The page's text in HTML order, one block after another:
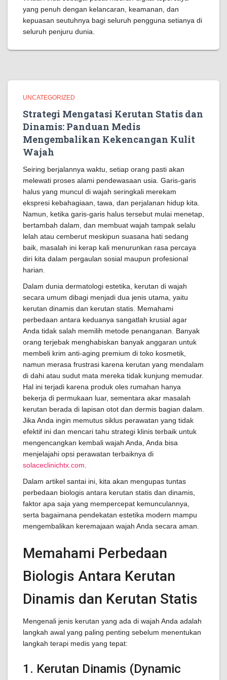
yang penuh dengan kelancaran, keamanan, dan
kepuasan seutuhnya bagi seluruh pengguna setianya di
seluruh penjuru dunia.
UNCATEGORIZED
Strategi Mengatasi Kerutan Statis dan
Dinamis: Panduan Medis
Mengembalikan Kekencangan Kulit
Wajah
Seiring berjalannya waktu, setiap orang pasti akan
melewati proses alami pendewasaan usia. Garis-garis
halus yang muncul di wajah seringkali merekam
ekspresi kebahagiaan, tawa, dan perjalanan hidup kita.
Namun, ketika garis-garis halus tersebut mulai menetap,
bertambah dalam, dan membuat wajah tampak selalu
lelah atau cemberut meskipun suasana hati sedang
baik, masalah ini kerap kali menurunkan rasa percaya
diri kita dalam pergaulan sosial maupun profesional
harian.
Dalam dunia dermatologi estetika, kerutan di wajah
secara umum dibagi menjadi dua jenis utama, yaitu
kerutan dinamis dan kerutan statis. Memahami
perbedaan antara keduanya sangatlah krusial agar
Anda tidak salah memilih metode penanganan. Banyak
orang terjebak menghabiskan banyak anggaran untuk
membeli krim anti-aging premium di toko kosmetik,
namun merasa frustrasi karena kerutan yang mendalam
di dahi atau sudut mata mereka tidak kunjung memudar.
Hal ini terjadi karena produk oles rumahan hanya
bekerja di permukaan luar, sementara akar masalah
kerutan berada di lapisan otot dan dermis bagian dalam.
Jika Anda ingin memutus siklus perawatan yang tidak
efektif ini dan mencari tahu strategi klinis terbaik untuk
mengencangkan kembali wajah Anda, Anda bisa
menjelajahi opsi perawatan terbaiknya di
solaceclinichtx.com
Dalam artikel santai ini, kita akan mengupas tuntas
perbedaan biologis antara kerutan statis dan dinamis,
faktor apa saja yang mempercepat kemunculannya,
serta bagaimana pendekatan estetika modern mampu
mengembalikan keremajaan wajah Anda secara aman.
Memahami Perbedaan
Biologis Antara Kerutan
Dinamis dan Kerutan Statis
Mengenali jenis kerutan yang ada di wajah Anda adalah
langkah awal yang paling penting sebelum menentukan
langkah terapi medis yang tepat:
1. Kerutan Dinamis (Dynamic